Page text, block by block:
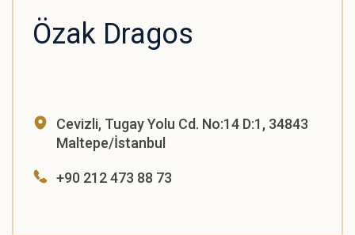
Özak Dragos
Cevizli, Tugay Yolu Cd. No:14 D:1, 34843
Maltepe/İstanbul
+90 212 473 88 73